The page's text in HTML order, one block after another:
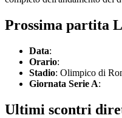
Prossima partita
Data:
Orario:
Stadio: Olimpico di
Giornata Serie A:
Ultimi scontri